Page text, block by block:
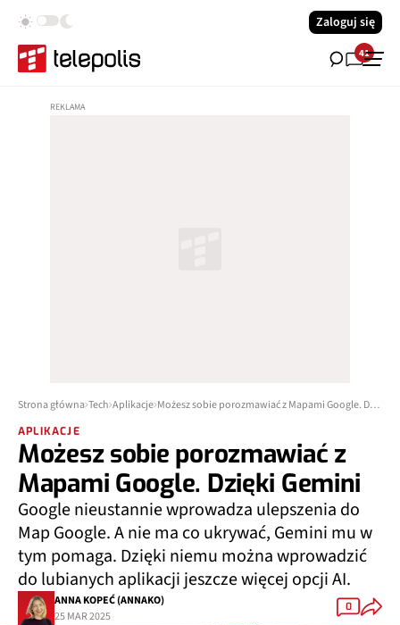
Zaloguj się
41
Strona główna Tech Aplikacje Możesz sobie porozmawiać z Mapami Google. Dzięki Gemini
APLIKACJE
Możesz sobie porozmawiać z
Mapami Google. Dzięki Gemini
Google nieustannie wprowadza ulepszenia do
Map Google. A nie ma co ukrywać, Gemini mu w
tym pomaga. Dzięki niemu można wprowadzić
do lubianych aplikacji jeszcze więcej opcji AI.
ANNA KOPEĆ (ANNAKO)
25 MAR 2025
0